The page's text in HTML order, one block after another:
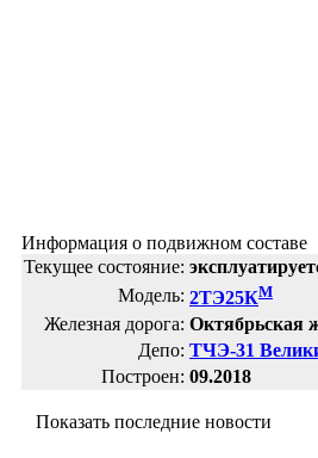
Информация о подвижном составе
Текущее состояние:
Модель: 2ТЭ25КМ
Железная дорога: Октябрьская
Депо: ТЧЭ-31
Построен: 09.2018
Показать последние новости